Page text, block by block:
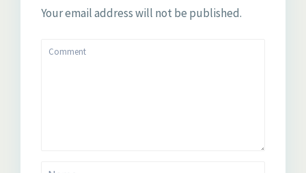
Your email address will not be published.